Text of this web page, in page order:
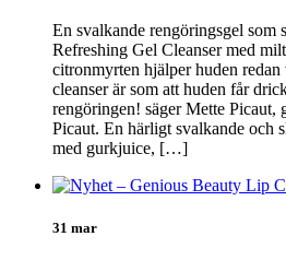
En svalkande rengöringsgel som
Refreshing Gel Cleanser med
citronmyrten hjälper huden
cleanser är som att huden får
rengöringen! säger Mette Picaut,
Picaut. En härligt svalkande och
med gurkjuice, […]
31 mar